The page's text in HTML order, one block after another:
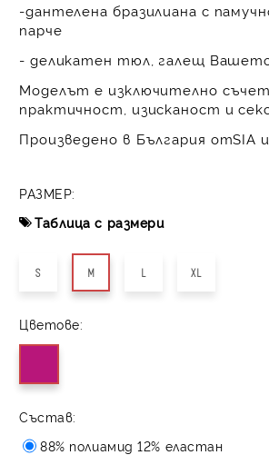
-дантелена бразилиана с
парче
- деликатен тюл, галещ
Моделът е изключително
практичност, изисканост и
Произведено в България отSIA
РАЗМЕР:
Таблица с размери
S M L XL
Цветове:
Състав:
88% полиамид 12% еластан